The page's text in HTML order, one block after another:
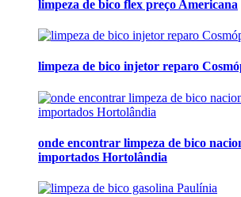
limpeza de bico flex preço Americana
limpeza de bico injetor reparo
onde encontrar limpeza de bico
importados Hortolândia